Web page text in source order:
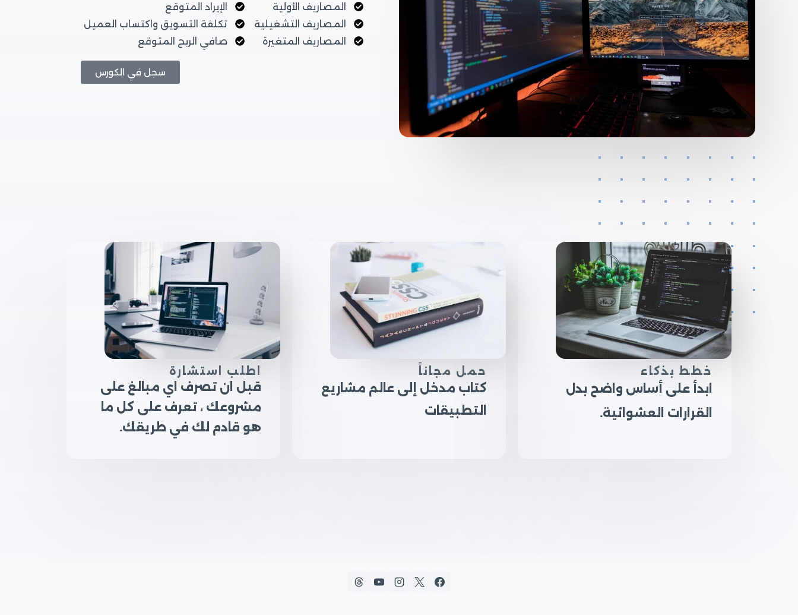
المصاريف الأولية
المصاريف التشغيلية
المصاريف المتغيرة
الإيراد المتوقع
تكلفة التسويق واكتساب العميل
صافي الربح المتوقع
سجل في الكورس
خطط بذكاء
ابدأ على أساس واضح بدل
القرارات العشوائية.
حمل مجاناً
كتاب مدخل إلى عالم مشاريع
التطبيقات
اطلب استشارة
قبل ان تصرف اي مبالغ على
مشروعك ، تعرف على كل ما
هو قادم لك في طريقك.